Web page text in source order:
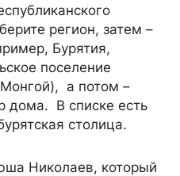
регион, затем –
Бурятия,
поселение
а потом –
дома. В списке есть
столица.
Николаев, который